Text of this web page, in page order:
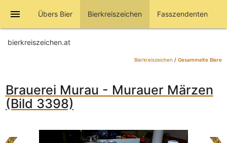
menu Übers Bier Bierkreiszeichen Fasszendenten
bierkreiszeichen.at
Bierkreiszeichen / Gesammelte Biere
Brauerei Murau - Murauer Märzen
(Bild 3398)